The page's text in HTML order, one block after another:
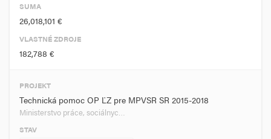
SUMA
26,018,101 €
VLASTNÉ ZDROJE
182,788 €
PROJEKT
Technická pomoc OP ĽZ pre MPVSR SR 2015-2018
Ministerstvo práce, sociálnyc…
STAV